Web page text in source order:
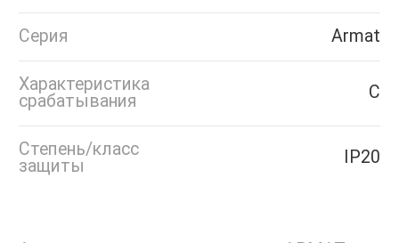
Серия Armat
Характеристика
срабатывания
C
Степень/класс
защиты
IP20